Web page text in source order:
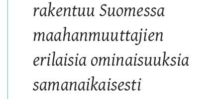
rakentuu Suomessa
maahanmuuttajien
erilaisia ominaisuuksia
samanaikaisesti